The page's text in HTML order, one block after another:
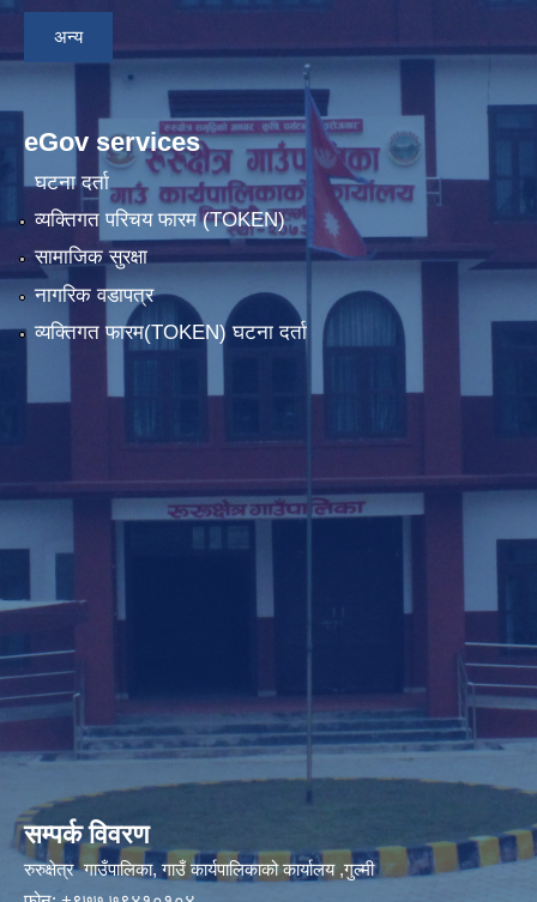
अन्य
eGov services
घटना दर्ता
व्यक्तिगत परिचय फारम (TOKEN)
सामाजिक सुरक्षा
नागरिक वडापत्र
व्यक्तिगत फारम(TOKEN) घटना दर्ता
सम्पर्क विवरण
रुरुक्षेत्र गाउँपालिका, गाउँ कार्यपालिकाको कार्यालय ,गुल्मी